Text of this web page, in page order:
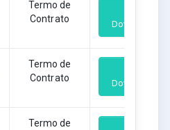
Termo de
Contrato
Download
Termo de
Contrato
Download
Termo de